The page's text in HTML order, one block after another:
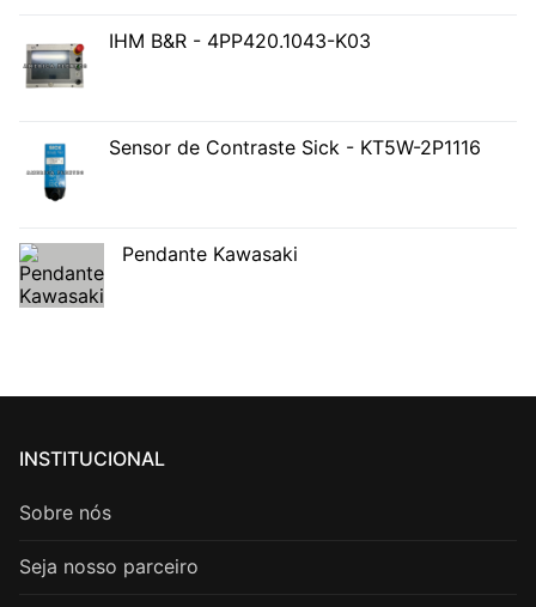
IHM B&R - 4PP420.1043-K03
Sensor de Contraste Sick - KT5W-2P1116
Pendante Kawasaki
INSTITUCIONAL
Sobre nós
Seja nosso parceiro